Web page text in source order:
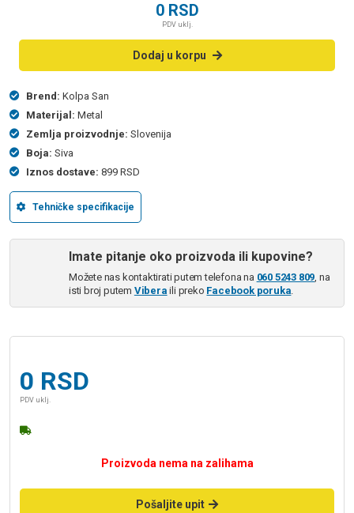
0 RSD
PDV uklj.
Dodaj u korpu
Brend: Kolpa San
Materijal: Metal
Zemlja proizvodnje: Slovenija
Boja: Siva
Iznos dostave: 899 RSD
Tehničke specifikacije
Imate pitanje oko proizvoda ili kupovine?
Možete nas kontaktirati putem telefona na 060 5243 809, na
isti broj putem Vibera ili preko Facebook poruka.
0 RSD
PDV uklj.
Proizvoda nema na zalihama
Pošaljite upit